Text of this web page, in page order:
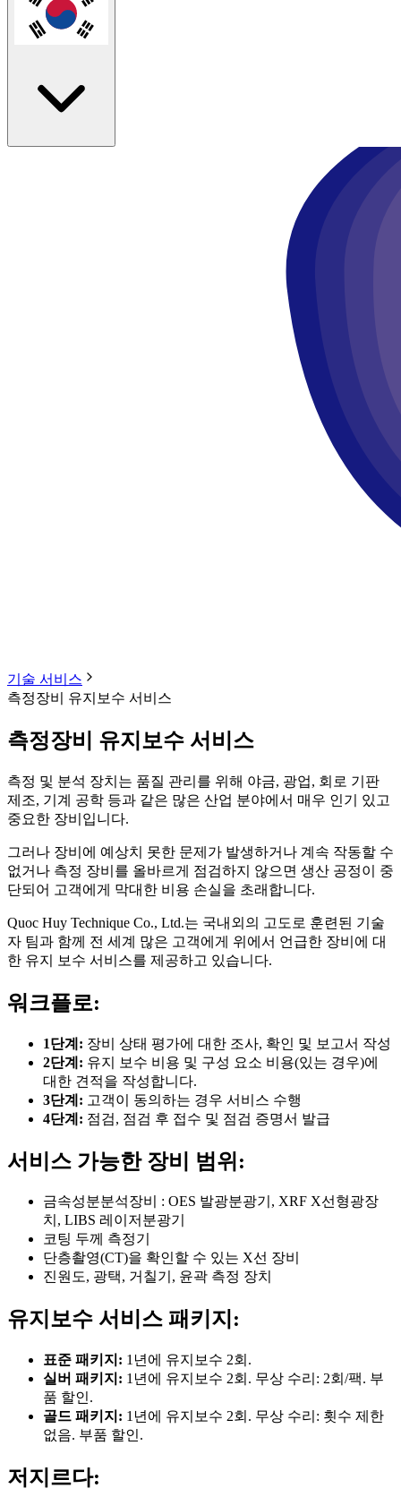
기술 서비스
측정장비 유지보수 서비스
측정장비 유지보수 서비스
측정 및 분석 장치는 품질 관리를 위해 야금, 광업, 회로 기판
제조, 기계 공학 등과 같은 많은 산업 분야에서 매우 인기 있고
중요한 장비입니다.
그러나 장비에 예상치 못한 문제가 발생하거나 계속 작동할 수
없거나 측정 장비를 올바르게 점검하지 않으면 생산 공정이 중
단되어 고객에게 막대한 비용 손실을 초래합니다.
Quoc Huy Technique Co., Ltd.는 국내외의 고도로 훈련된 기술
자 팀과 함께 전 세계 많은 고객에게 위에서 언급한 장비에 대
한 유지 보수 서비스를 제공하고 있습니다.
워크플로:
1단계: 장비 상태 평가에 대한 조사, 확인 및 보고서 작성
2단계: 유지 보수 비용 및 구성 요소 비용(있는 경우)에
대한 견적을 작성합니다.
3단계: 고객이 동의하는 경우 서비스 수행
4단계: 점검, 점검 후 접수 및 점검 증명서 발급
서비스 가능한 장비 범위:
금속성분분석장비 : OES 발광분광기, XRF X선형광장
치, LIBS 레이저분광기
코팅 두께 측정기
단층촬영(CT)을 확인할 수 있는 X선 장비
진원도, 광택, 거칠기, 윤곽 측정 장치
유지보수 서비스 패키지:
표준 패키지: 1년에 유지보수 2회.
실버 패키지: 1년에 유지보수 2회. 무상 수리: 2회/팩. 부
품 할인.
골드 패키지: 1년에 유지보수 2회. 무상 수리: 횟수 제한
없음. 부품 할인.
저지르다: